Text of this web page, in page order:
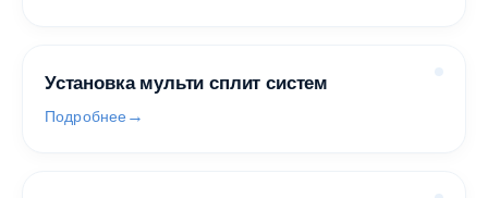
Установка мульти сплит систем
Подробнее